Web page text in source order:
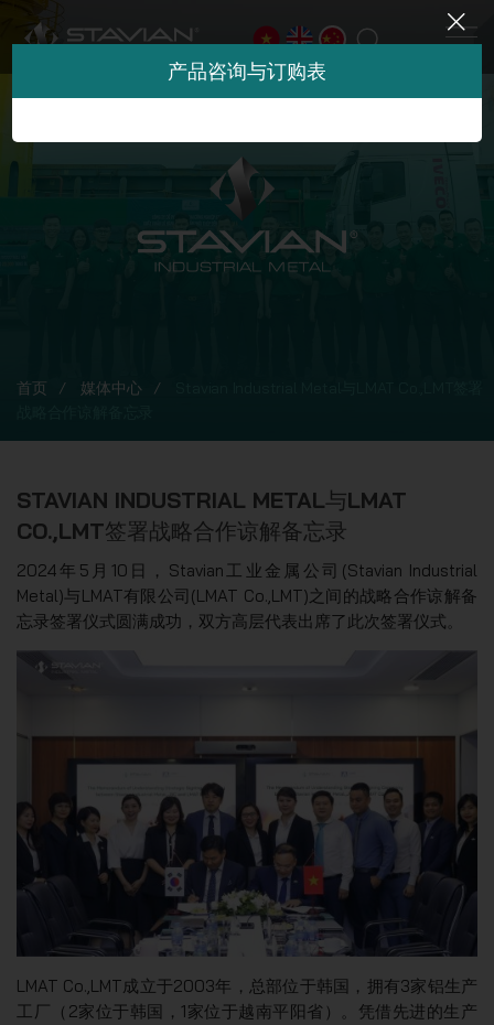
首页 媒体中心
STAVIAN INDUSTRIAL METAL与LMAT
CO.,LMT签署战略合作谅解备忘录
2024年5月10日，Stavian工业金属公司(Stavian Industrial
Metal)与LMAT有限公司(LMAT Co.,LMT)之间的战略合作谅解备
忘录签署仪式圆满成功，双方高层代表出席了此次签署仪式。
LMAT Co.,LMT成立于2003年，总部位于韩国，拥有3家铝生产
工厂（2家位于韩国，1家位于越南平阳省）。凭借先进的生产
产品咨询与订购表